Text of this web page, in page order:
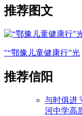
推荐图文
"“鄂豫儿童健康行”光
推荐信阳
与时俱进
河中学高